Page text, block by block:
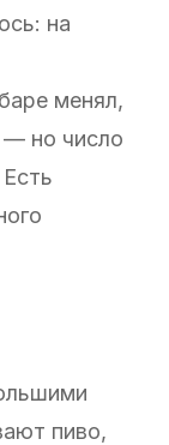
на
менял,
— но число
пиво,